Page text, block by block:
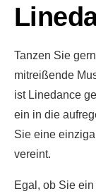
Tanzen Sie
mitreißende
ist Linedance
ein in die
Sie eine
vereint.
Egal, ob Sie